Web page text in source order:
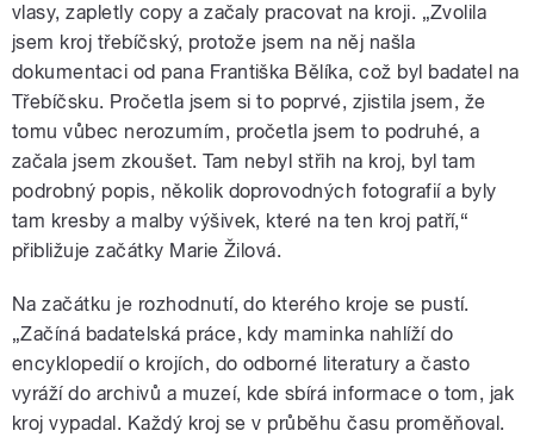
vlasy, zapletly copy a začaly pracovat na kroji. „Zvolila
jsem kroj třebíčský, protože jsem na něj našla
dokumentaci od pana Františka Bělíka, což byl badatel na
Třebíčsku. Pročetla jsem si to poprvé, zjistila jsem, že
tomu vůbec nerozumím, pročetla jsem to podruhé, a
začala jsem zkoušet. Tam nebyl střih na kroj, byl tam
podrobný popis, několik doprovodných fotografií a byly
tam kresby a malby výšivek, které na ten kroj patří,“
přibližuje začátky Marie Žilová.
Na začátku je rozhodnutí, do kterého kroje se pustí.
„Začíná badatelská práce, kdy maminka nahlíží do
encyklopedií o krojích, do odborné literatury a často
vyráží do archivů a muzeí, kde sbírá informace o tom, jak
kroj vypadal. Každý kroj se v průběhu času proměňoval.